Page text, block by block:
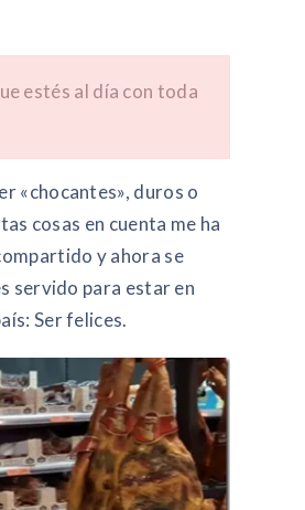
estés al día con toda
«chocantes», duros o
cosas en cuenta me ha
y ahora se
servido para estar en
Ser felices.